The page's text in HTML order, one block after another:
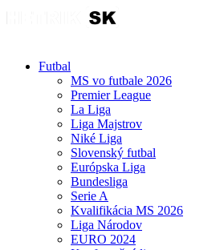
Futbal
MS vo futbale 2026
Premier League
La Liga
Liga Majstrov
Niké Liga
Slovenský futbal
Európska Liga
Bundesliga
Serie A
Kvalifikácia MS 2026
Liga Národov
EURO 2024